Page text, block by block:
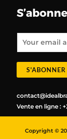
*
S'ABONNER
Vente en ligne :
Copyright ©